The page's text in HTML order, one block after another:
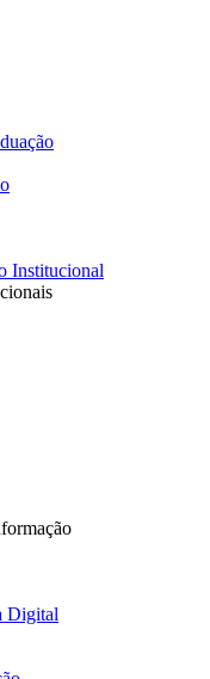
Institucional
Digital